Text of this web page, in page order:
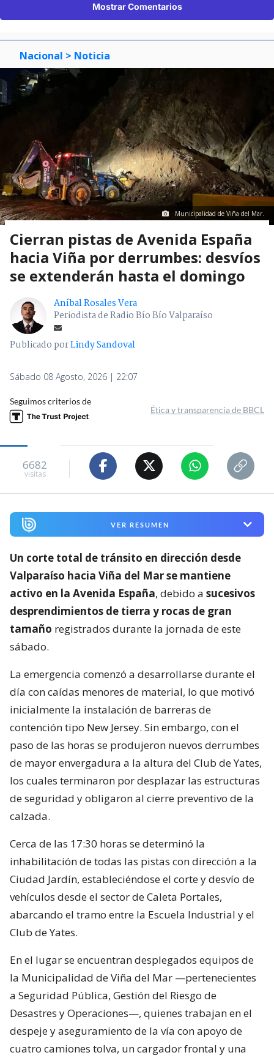
Mostrar Comentarios
Nacional > Noticia
Municipalidad de Viña del Mar.
Cierran pistas de Avenida España
hacia Viña por derrumbes: desvíos
se extenderán hasta el domingo
Aníbal Rosales Vera
Periodista de Radio Bío Bío Valparaíso
Publicado porLindy Sandoval
Sábado 08 Agosto, 2026 | 22:07
Seguimos criterios de
Ética y transparencia de BBCL
6682
visitas
VER RESUMEN
Un corte total de tránsito en dirección desde
Valparaíso hacia Viña del Mar se mantiene
activo en la Avenida España, debido a sucesivos
desprendimientos de tierra y rocas de gran
tamaño registrados durante la jornada de este
sábado.
La emergencia comenzó a desarrollarse durante el
día con caídas menores de material, lo que motivó
inicialmente la instalación de barreras de
contención tipo New Jersey. Sin embargo, con el
paso de las horas se produjeron nuevos derrumbes
de mayor envergadura a la altura del Club de Yates,
los cuales terminaron por desplazar las estructuras
de seguridad y obligaron al cierre preventivo de la
calzada.
Cerca de las 17:30 horas se determinó la
inhabilitación de todas las pistas con dirección a la
Ciudad Jardín, estableciéndose el corte y desvío de
vehículos desde el sector de Caleta Portales,
abarcando el tramo entre la Escuela Industrial y el
Club de Yates.
En el lugar se encuentran desplegados equipos de
la Municipalidad de Viña del Mar —pertenecientes
a Seguridad Pública, Gestión del Riesgo de
Desastres y Operaciones—, quienes trabajan en el
despeje y aseguramiento de la vía con apoyo de
cuatro camiones tolva, un cargador frontal y una